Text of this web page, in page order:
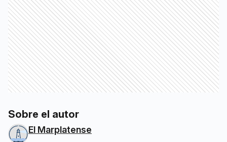
Sobre el autor
El Marplatense